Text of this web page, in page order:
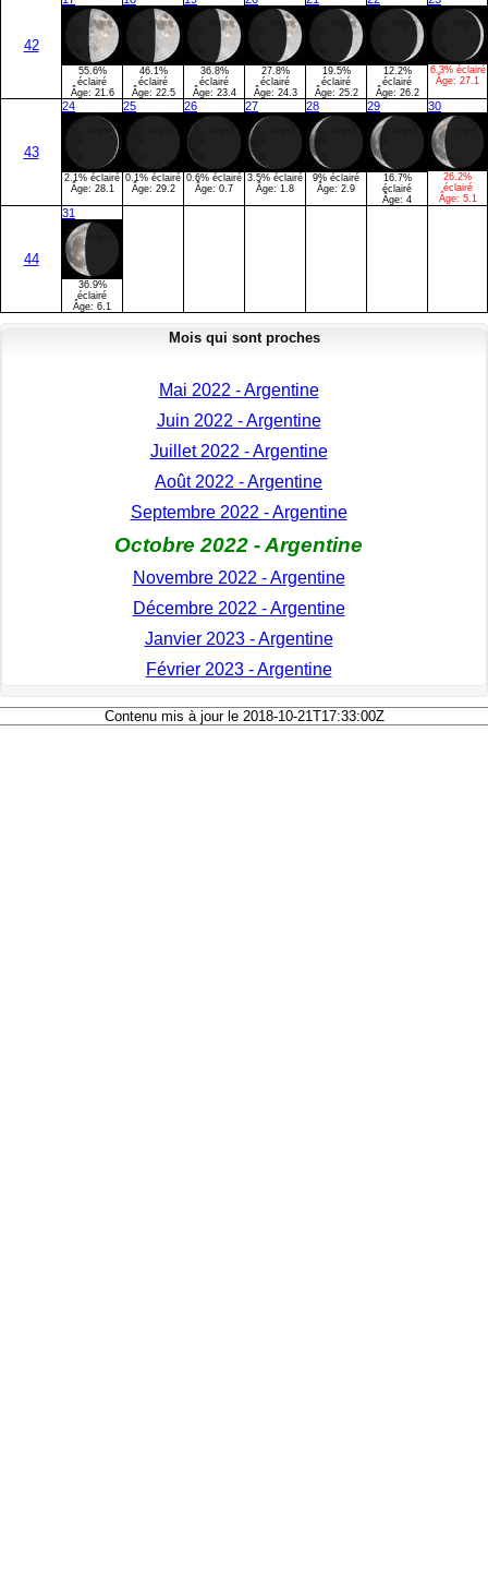
42
55.6%
éclairé
Âge: 21.6
46.1%
éclairé
Âge: 22.5
36.8%
éclairé
Âge: 23.4
27.8%
éclairé
Âge: 24.3
19.5%
éclairé
Âge: 25.2
12.2%
éclairé
Âge: 26.2
6.3% éclairé
Âge: 27.1
43
24
2.1% éclairé
Âge: 28.1
25
0.1% éclairé
Âge: 29.2
26
0.6% éclairé
Âge: 0.7
27
3.5% éclairé
Âge: 1.8
28
9% éclairé
Âge: 2.9
29
16.7%
éclairé
Âge: 4
30
26.2%
éclairé
Âge: 5.1
44
31
36.9%
éclairé
Âge: 6.1
Mois qui sont proches
Mai 2022 - Argentine
Juin 2022 - Argentine
Juillet 2022 - Argentine
Août 2022 - Argentine
Septembre 2022 - Argentine
Octobre 2022 - Argentine
Novembre 2022 - Argentine
Décembre 2022 - Argentine
Janvier 2023 - Argentine
Février 2023 - Argentine
Contenu mis à jour le 2018-10-21T17:33:00Z